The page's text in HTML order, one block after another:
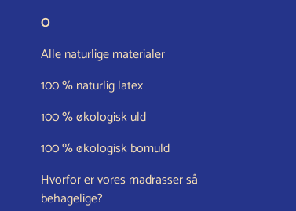
O
Alle naturlige materialer
100 % naturlig latex
100 % økologisk uld
100 % økologisk bomuld
Hvorfor er vores madrasser så
behagelige?